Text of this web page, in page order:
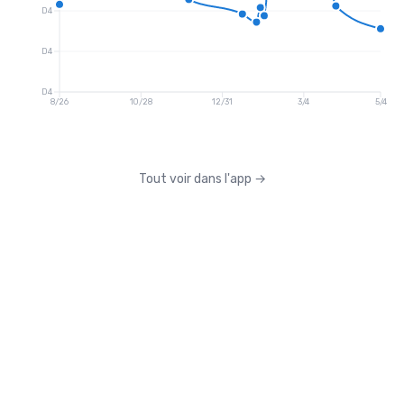
8/26 10/28 12/31 3/4 5/4
D4
D4
D4
Tout voir dans l'app →